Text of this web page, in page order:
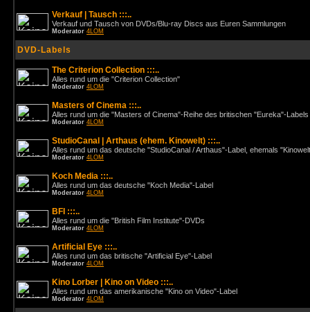
Verkauf | Tausch :::..
Verkauf und Tausch von DVDs/Blu-ray Discs aus Euren Sammlungen
Moderator 4LOM
DVD-Labels
The Criterion Collection :::..
Alles rund um die "Criterion Collection"
Moderator 4LOM
Masters of Cinema :::..
Alles rund um die "Masters of Cinema"-Reihe des britischen "Eureka"-Labels
Moderator 4LOM
StudioCanal | Arthaus (ehem. Kinowelt) :::..
Alles rund um das deutsche "StudioCanal / Arthaus"-Label, ehemals
Moderator 4LOM
Koch Media :::..
Alles rund um das deutsche "Koch Media"-Label
Moderator 4LOM
BFI :::..
Alles rund um die "British Film Institute"-DVDs
Moderator 4LOM
Artificial Eye :::..
Alles rund um das britische "Artificial Eye"-Label
Moderator 4LOM
Kino Lorber | Kino on Video :::..
Alles rund um das amerikanische "Kino on Video"-Label
Moderator 4LOM